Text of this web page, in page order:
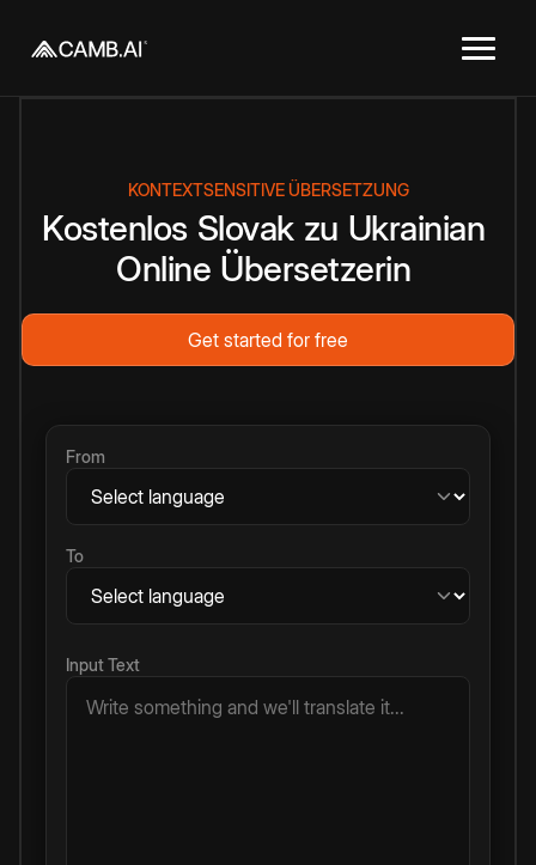
KONTEXTSENSITIVE ÜBERSETZUNG
Kostenlos Slovak zu Ukrainian
Online Übersetzerin
Get started for free
From
To
Input Text